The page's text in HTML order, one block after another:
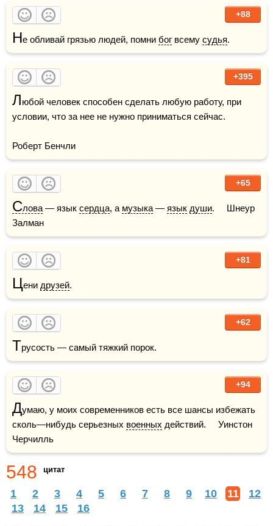
+88
Не обливай грязью людей, помни бог всему судья.
+395
Любой человек способен сделать любую работу, при
условии, что за нее не нужно приниматься сейчас.
Роберт Бенчли
+65
Слова — язык сердца, а музыка — язык души.     Шнеур
Залман
+81
Цени друзей.
+62
Трусость — самый тяжкий порок.
+94
Думаю, у моих современников есть все шансы избежать
сколь—нибудь серьезных военных действий.     Уинстон
Черчилль
548 цитат
1 2 3 4 5 6 7 8 9 10 11
12
13
14 15 16